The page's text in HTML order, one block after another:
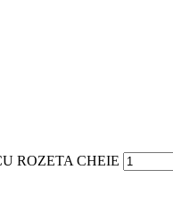
ROZETA CHEIE